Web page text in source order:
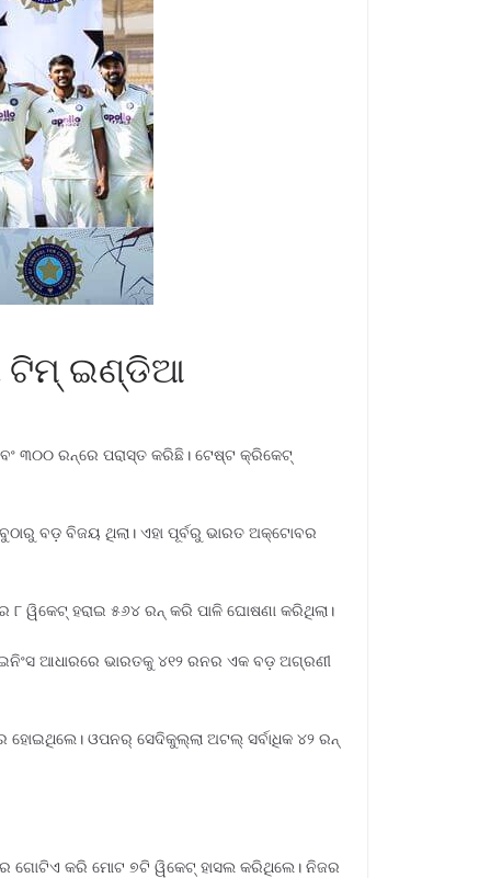
ଟିମ୍ ଇଣ୍ଡିଆ
୩୦୦ ରନ୍‌ରେ ପରାସ୍ତ କରିଛି। ଟେଷ୍ଟ କ୍ରିକେଟ୍
ବଡ଼ ବିଜୟ ଥିଲା। ଏହା ପୂର୍ବରୁ ଭାରତ ଅକ୍ଟୋବର
ୱିକେଟ୍ ହରାଇ ୫୬୪ ରନ୍ କରି ପାଳି ଘୋଷଣା କରିଥିଲା।
ଆଧାରରେ ଭାରତକୁ ୪୧୨ ରନର ଏକ ବଡ଼ ଅଗ୍ରଣୀ
ଓପନର୍ ସେଦିକୁଲ୍ଲା ଅଟଲ୍ ସର୍ବାଧିକ ୪୨ ରନ୍
ଗୋଟିଏ କରି ମୋଟ ୭ଟି ୱିକେଟ୍ ହାସଲ କରିଥିଲେ। ନିଜର